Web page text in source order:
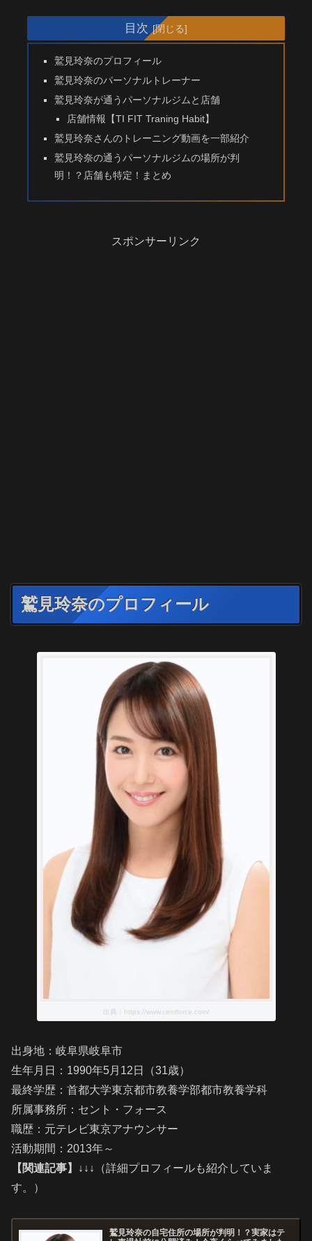
目次
鷲見玲奈のプロフィール
鷲見玲奈のパーソナルトレーナー
鷲見玲奈が通うパーソナルジムと店舗
店舗情報【TI FIT Traning Habit】
鷲見玲奈さんのトレーニング動画を一部紹介
鷲見玲奈の通うパーソナルジムの場所が判
明！？店舗も特定！まとめ
スポンサーリンク
鷲見玲奈のプロフィール
出典：https://www.centforce.com/
出身地：岐阜県岐阜市
生年月日：1990年5月12日（31歳）
最終学歴：首都大学東京都市教養学部都市教養学科
所属事務所：セント・フォース
職歴：元テレビ東京アナウンサー
活動期間：2013年～
【関連記事】↓↓↓
（詳細プロフィールも紹介していま
す。）
鷲見玲奈の自宅住所の場所が判明！？実家はテ